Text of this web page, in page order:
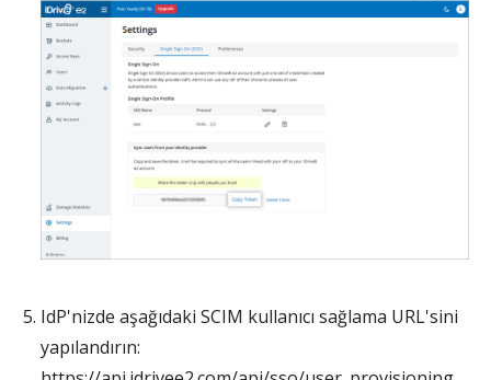
IdP'nizde aşağıdaki SCIM kullanıcı sağlama URL'sini
yapılandırın: